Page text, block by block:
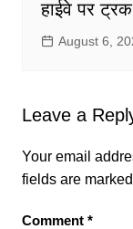
हाईवे पर
August 6,
Leave a
Your email
fields are marked
Comment *